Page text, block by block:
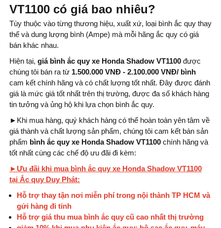
VT1100 có giá bao nhiêu?
Tùy thuộc vào từng thương hiệu, xuất xứ, loại bình ắc quy thay
thế và dung lượng bình (Ampe) mà mỗi hãng ắc quy có giá
bán khác nhau.
Hiện tại, giá bình ắc quy xe Honda Shadow VT1100 được
chúng tôi bán ra từ 1.500.000 VNĐ - 2.100.000 VNĐ/ bình
cam kết chính hãng và có chất lượng tốt nhất. Đây được đánh
giá là mức giá tốt nhất trên thị trường, được đa số khách hàng
tin tưởng và ủng hộ khi lựa chọn bình ắc quy.
► Khi mua hàng, quý khách hàng có thể hoàn toàn yên tâm về
giá thành và chất lượng sản phẩm, chúng tôi cam kết bán sản
phẩm bình ắc quy xe Honda Shadow VT1100 chính hãng và
tốt nhất cùng các chế độ ưu đãi đi kèm:
►Ưu đãi khi mua bình ắc quy xe Honda Shadow VT1100
tại Ắc quy Duy Phát:
Hỗ trợ thay tận nơi miễn phí trong nội thành TP HCM và
gửi hàng đi tỉnh
Hỗ trợ giá thu mua bình ắc quy cũ cao nhất thị trường